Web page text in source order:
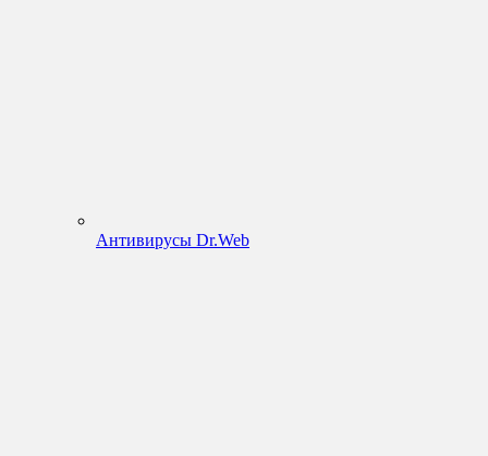
Антивирусы Dr.Web